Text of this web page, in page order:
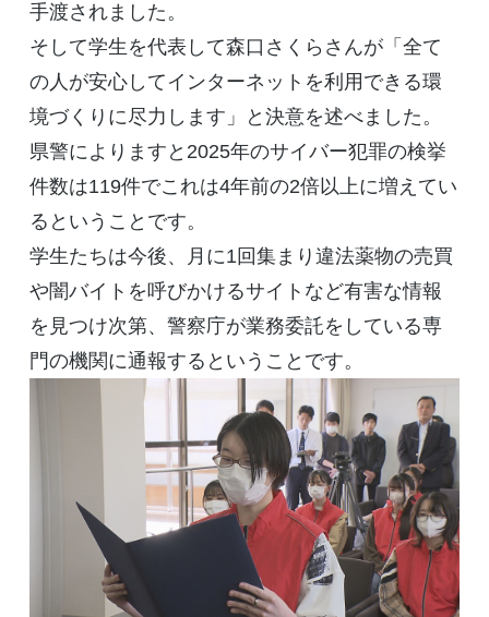
手渡されました。
そして学生を代表して森口さくらさんが「全て
の人が安心してインターネットを利用できる環
境づくりに尽力します」と決意を述べました。
県警によりますと2025年のサイバー犯罪の検挙
件数は119件でこれは4年前の2倍以上に増えてい
るということです。
学生たちは今後、月に1回集まり違法薬物の売買
や闇バイトを呼びかけるサイトなど有害な情報
を見つけ次第、警察庁が業務委託をしている専
門の機関に通報するということです。